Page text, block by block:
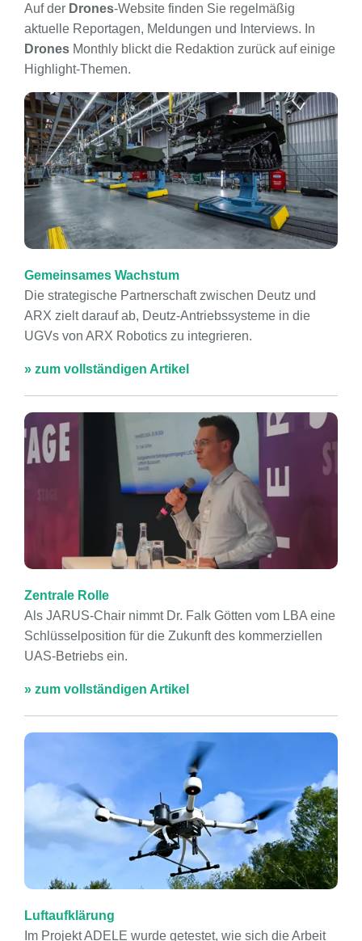
Auf der Drones-Website finden Sie regelmäßig
aktuelle Reportagen, Meldungen und Interviews. In
Drones Monthly blickt die Redaktion zurück auf einige
Highlight-Themen.
Gemeinsames Wachstum
Die strategische Partnerschaft zwischen Deutz und
ARX zielt darauf ab, Deutz-Antriebssysteme in die
UGVs von ARX Robotics zu integrieren.
» zum vollständigen Artikel
Zentrale Rolle
Als JARUS-Chair nimmt Dr. Falk Götten vom LBA eine
Schlüsselposition für die Zukunft des kommerziellen
UAS-Betriebs ein.
» zum vollständigen Artikel
Luftaufklärung
Im Projekt ADELE wurde getestet, wie sich die Arbeit